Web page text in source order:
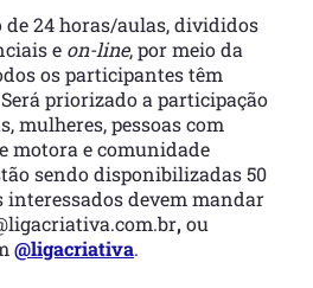
de 24 horas/aulas, divididos
e on-line, por meio da
os participantes têm
priorizado a participação
mulheres, pessoas com
motora e comunidade
sendo disponibilizadas 50
interessados devem mandar
,ou
@ligacriativa.